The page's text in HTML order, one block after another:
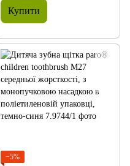
поліетиленовій упаковці, рожева
Купити
−5%